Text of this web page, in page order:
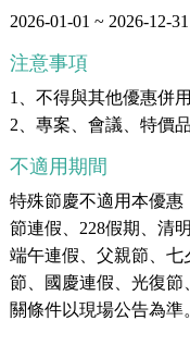
2026-01-01 ~ 2026-12-31
注意事項
1、不得與其他優惠併用
2、專案、會議、特價
不適用期間
特殊節慶不適用本優惠
節連假、228假期、清
端午連假、父親節、七
節、國慶連假、光復節
關條件以現場公告為準